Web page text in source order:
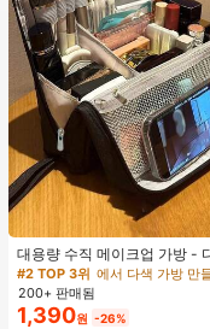
대용량 수직 메이크업 가방 -
획 여행용 메이크업 정리함, 메
가방, 여성용 가방, 휴대용, 경
성, 스타일리시
#2 TOP 3위 에서 다색 가방 만
200+ 판매됨
1,390원 -26%